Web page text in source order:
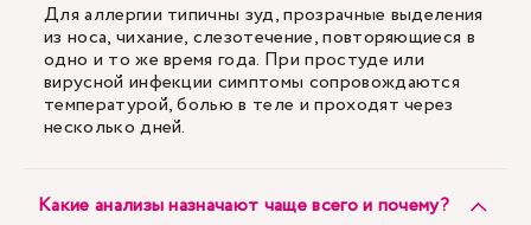
Для аллергии типичны зуд, прозрачные выделения
из носа, чихание, слезотечение, повторяющиеся в
одно и то же время года. При простуде или
вирусной инфекции симптомы сопровождаются
температурой, болью в теле и проходят через
несколько дней.
Какие анализы назначают чаще всего и почему?